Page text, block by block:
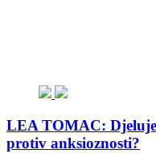
LEA TOMAC:
protiv anksioznosti?